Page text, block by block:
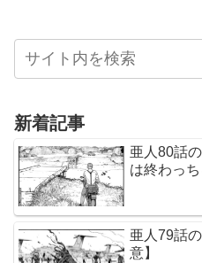
新着記事
亜人80話
は終わっち
亜人79話
意】